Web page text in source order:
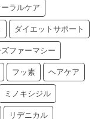
ーラルケア
ダイエットサポート
ズファーマシー
フッ素 ヘアケア
ミノキシジル
リデニカル